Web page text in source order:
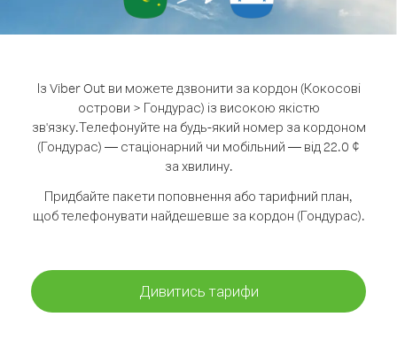
Із Viber Out ви можете дзвонити за кордон (Кокосові
острови > Гондурас) із високою якістю
зв'язку.Телефонуйте на будь-який номер за кордоном
(Гондурас) — стаціонарний чи мобільний — від 22.0 ¢
за хвилину.
Придбайте пакети поповнення або тарифний план,
щоб телефонувати найдешевше за кордон (Гондурас).
Дивитись тарифи